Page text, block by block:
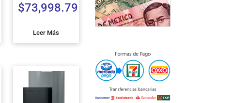
$73,998.79
Leer Más